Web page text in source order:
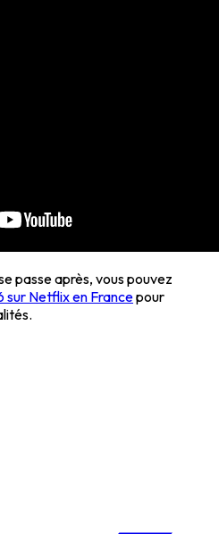
passe après, vous pouvez
sur Netflix en Francepour